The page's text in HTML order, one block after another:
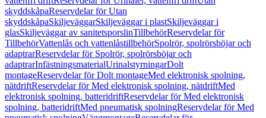
skyddskåpaReservdelar för Utan
skyddskåpaSkiljeväggarSkiljeväggar i plastSkiljeväggar i
glasSkiljeväggar av sanitetsporslinTillbehörReservdelar för
TillbehörVattenlås och vattenlåstillbehörSpolrör, spolrörsböjar och
adaptrarReservdelar för Spolrör, spolrörsböjar och
adaptrarInfästningsmaterialUrinalstyrningarDolt
montageReservdelar för Dolt montageMed elektronisk spolning,
nätdriftReservdelar för Med elektronisk spolning, nätdriftMed
elektronisk spolning, batteridriftReservdelar för Med elektronisk
spolning, batteridriftMed pneumatisk spolningReservdelar för Med